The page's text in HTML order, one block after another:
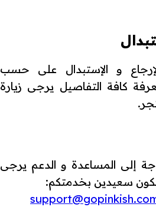
و الإستبدال على حسب
كافة التفاصيل يرجى زيارة
إلى المساعدة و الدعم يرجى
سعيدين بخدمتكم: